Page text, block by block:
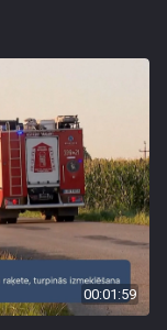
00:01:59